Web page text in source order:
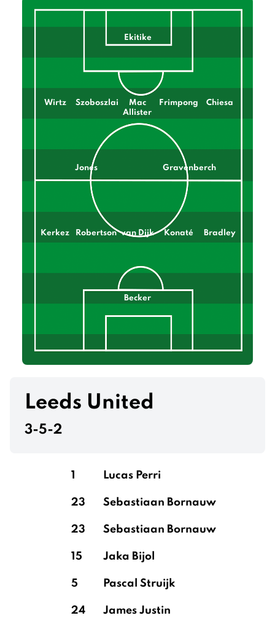
Ekitike
Wirtz Szoboszlai
Mac
Allister
Frimpong Chiesa
Jones Gravenberch
Kerkez Robertson van Dijk Konaté Bradley
Becker
Leeds United
3-5-2
1 Lucas Perri
23 Sebastiaan Bornauw
23 Sebastiaan Bornauw
15 Jaka Bijol
5 Pascal Struijk
24 James Justin